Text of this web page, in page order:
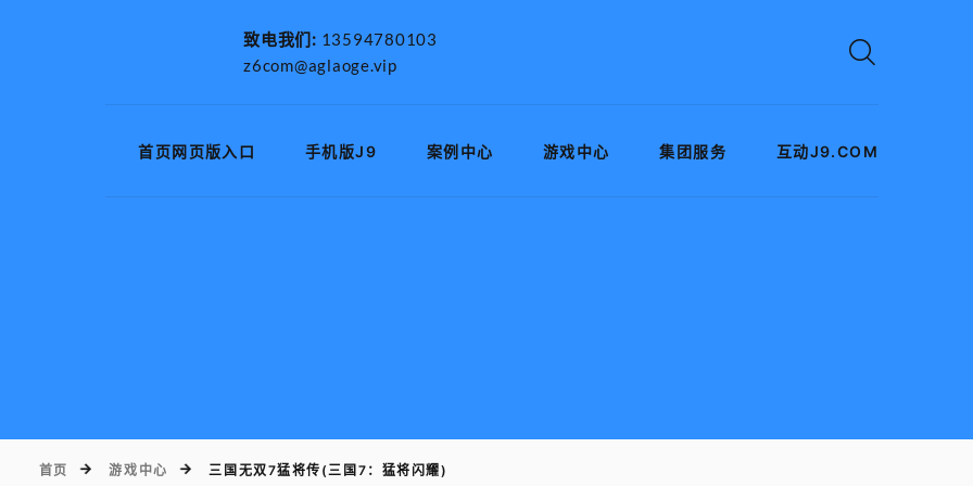
致电我们: 13594780103
z6com@aglaoge.vip
首页网页版入口 手机版J9 案例中心 游戏中心 集团服务 互动J9.COM
首页 游戏中心 三国无双7猛将传(三国7：猛将闪耀)